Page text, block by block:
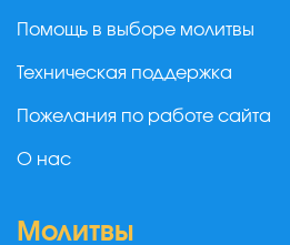
Помощь в выборе молитвы
Техническая поддержка
Пожелания по работе сайта
О нас
Молитвы